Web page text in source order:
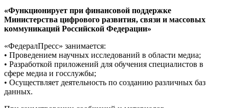
«Функционирует при финансовой поддержке
Министерства цифрового развития, связи и массовых
коммуникаций Российской Федерации»
«ФедералПресс» занимается:
• Проведением научных исследований в области медиа;
• Разработкой приложений для обучения специалистов в
сфере медиа и госслужбы;
• Осуществляет деятельность по созданию различных баз
данных.